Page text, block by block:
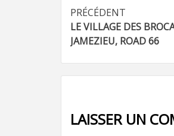
d’article
PRÉCÉDENT
LE VILLAGE DES
JAMEZIEU, ROAD 66
LAISSER UN